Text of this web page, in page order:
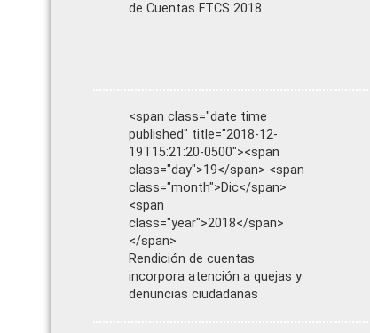
de Cuentas FTCS 2018
<span class="date time
published" title="2018-12-
19T15:21:20-0500"><span
class="day">19</span> <span
class="month">Dic</span>
<span
class="year">2018</span>
</span>
Rendición de cuentas
incorpora atención a quejas y
denuncias ciudadanas